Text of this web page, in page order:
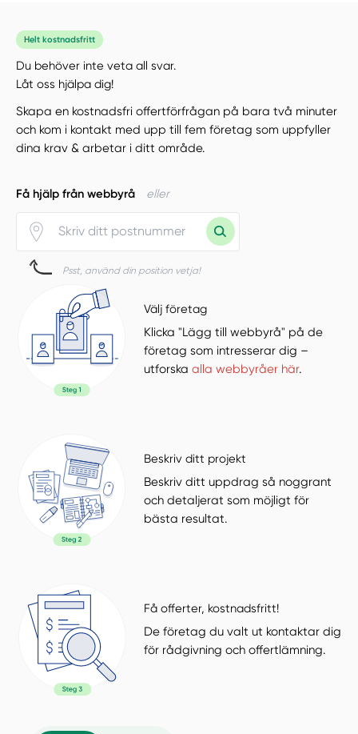
Helt kostnadsfritt
Du behöver inte veta all svar.
Låt oss hjälpa dig!
Skapa en kostnadsfri offertförfrågan på bara två minuter
och kom i kontakt med upp till fem företag som uppfyller
dina krav & arbetar i ditt område.
Få hjälp från webbyrå eller
Psst, använd din position vetja!
Välj företag
Klicka "Lägg till webbyrå" på de
företag som intresserar dig –
utforskaalla webbyråer här.
Beskriv ditt projekt
Beskriv ditt uppdrag så noggrant
och detaljerat som möjligt för
bästa resultat.
Få offerter, kostnadsfritt!
De företag du valt ut kontaktar dig
för rådgivning och offertlämning.